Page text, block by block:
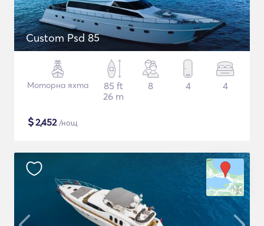
Custom Psd 85
Моторна яхта
85 ft
26 m
8 4 4
$2,452/нощ